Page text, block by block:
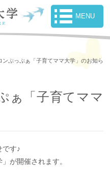
ンぷっぷぁ「子育てママ大学」のお知ら
ぁ「子育てママ
です♪
が開催されます。